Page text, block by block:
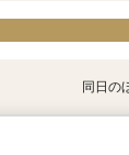
同日の